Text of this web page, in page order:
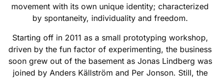
movement with its own unique identity; characterized
by spontaneity, individuality and freedom.
Starting off in 2011 as a small prototyping workshop,
driven by the fun factor of experimenting, the business
soon grew out of the basement as Jonas Lindberg was
joined by Anders Källström and Per Jonson. Still, the